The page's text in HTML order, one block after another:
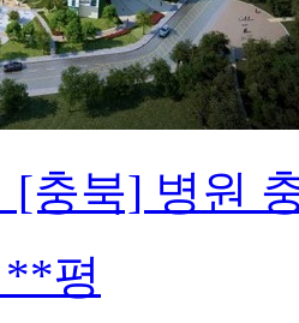
[충북] 병원
**평